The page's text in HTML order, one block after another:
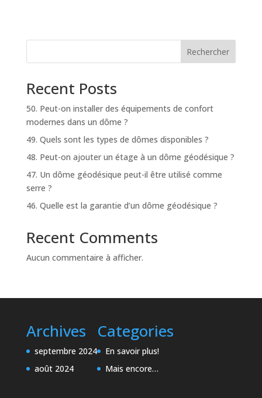
Rechercher
Recent Posts
50. Peut-on installer des équipements de confort
modernes dans un dôme ?
49. Quels sont les types de dômes disponibles ?
48. Peut-on ajouter un étage à un dôme géodésique ?
47. Un dôme géodésique peut-il être utilisé comme
serre ?
46. Quelle est la garantie d’un dôme géodésique ?
Recent Comments
Aucun commentaire à afficher.
Archives
septembre 2024
août 2024
Categories
En savoir plus!
Mais encore…